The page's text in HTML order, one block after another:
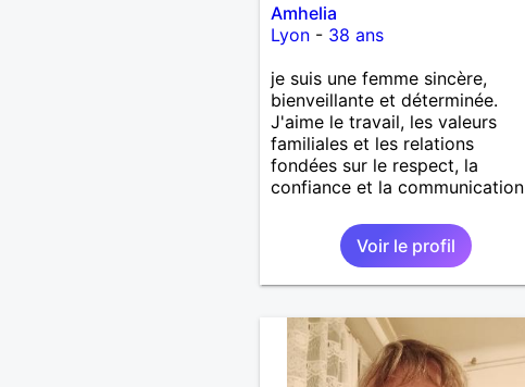
Amhelia
Lyon- 38 ans
je suis une femme sincère,
bienveillante et déterminée.
J'aime le travail, les valeurs
familiales et les relations
fondées sur le respect, la
confiance et la communication
Voir le profil